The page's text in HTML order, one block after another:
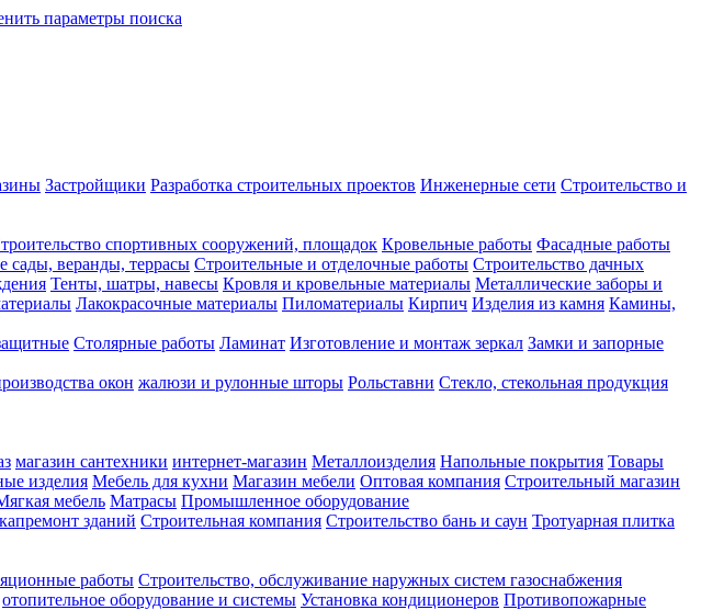
параметры поиска
Застройщики Разработка строительных проектов Инженерные сети Строительство и
спортивных сооружений, площадок Кровельные работы Фасадные работы
сады, веранды, террасы Строительные и отделочные работы Строительство дачных
Тенты, шатры, навесы Кровля и кровельные материалы Металлические заборы и
Лакокрасочные материалы Пиломатериалы Кирпич Изделия из камня Камины,
Столярные работы Ламинат Изготовление и монтаж зеркал Замки и запорные
окон жалюзи и рулонные шторы Рольставни Стекло, стекольная продукция
магазин сантехники интернет-магазин Металлоизделия Напольные покрытия Товары
изделия Мебель для кухни Магазин мебели Оптовая компания Строительный магазин
мебель Матрасы Промышленное оборудование
зданий Строительная компания Строительство бань и саун Тротуарная плитка
работы Строительство, обслуживание наружных систем газоснабжения
отопительное оборудование и системы Установка кондиционеров Противопожарные